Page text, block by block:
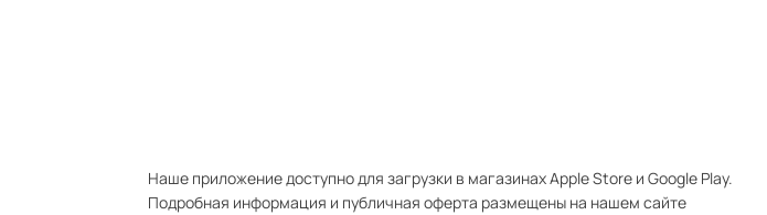
Наше приложение доступно для загрузки в магазинах Apple Store и Google Play.
Подробная информация и публичная оферта размещены на нашем сайте